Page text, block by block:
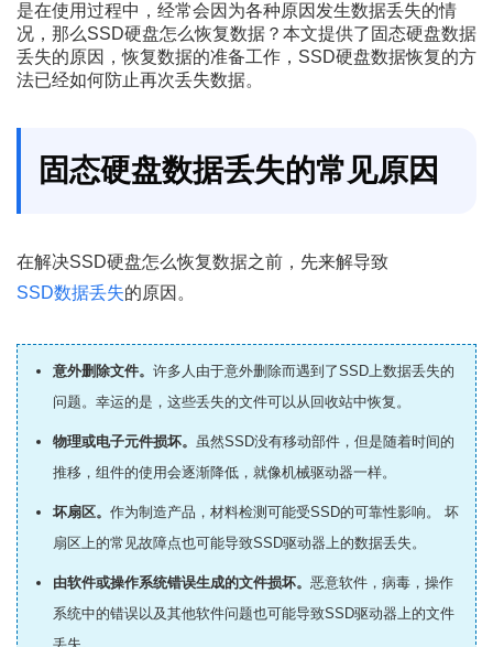
是在使用过程中，经常会因为各种原因发生数据丢失的情
况，那么SSD硬盘怎么恢复数据？本文提供了固态硬盘数据
丢失的原因，恢复数据的准备工作，SSD硬盘数据恢复的方
法已经如何防止再次丢失数据。
固态硬盘数据丢失的常见原因
在解决SSD硬盘怎么恢复数据之前，先来解导致
SSD数据丢失的原因。
意外删除文件。 许多人由于意外删除而遇到了SSD上数据丢失的
问题。幸运的是，这些丢失的文件可以从回收站中恢复。
物理或电子元件损坏。 虽然SSD没有移动部件，但是随着时间的
推移，组件的使用会逐渐降低，就像机械驱动器一样。
坏扇区。 作为制造产品，材料检测可能受SSD的可靠性影响。 坏
扇区上的常见故障点也可能导致SSD驱动器上的数据丢失。
由软件或操作系统错误生成的文件损坏。 恶意软件，病毒，操作
系统中的错误以及其他软件问题也可能导致SSD驱动器上的文件